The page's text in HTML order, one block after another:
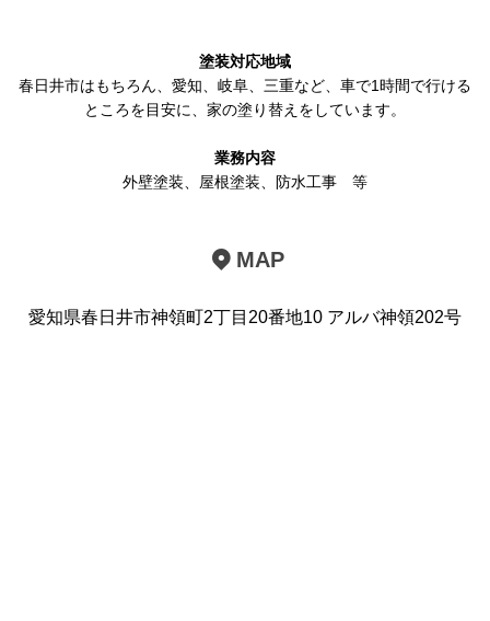
塗装対応地域
春日井市はもちろん、 愛知、岐阜、三重など、車で1時間で行ける
ところを目安に、家の塗り替えをしています。
業務内容
外壁塗装、 屋根塗装、 防水工事 等
MAP
愛知県春日井市神領町2丁目20番地10 アルバ神領202号